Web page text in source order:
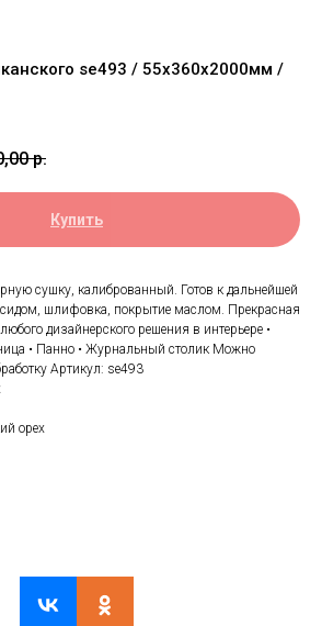
se493 / 55х360х2000мм /
р.
Купить
сушку, калиброванный. Готов к дальнейшей
шлифовка, покрытие маслом. Прекрасная
дизайнерского решения в интерьере •
• Панно • Журнальный столик Можно
Артикул: se493
орех